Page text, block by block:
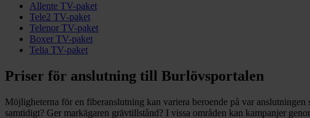
Allente TV-paket
Tele2 TV-paket
Telenor TV-paket
Boxer TV-paket
Telia TV-paket
Priser för anslutning till Burlövsportalen
Möjligheterna för en fiberanslutning kan variera beroende på var
samtidigt? Ger markägaren grävtillstånd? I vissa områden kan kampanjer